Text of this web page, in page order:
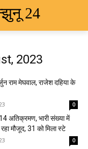
24
2023
राम मेघवाल, राजेश दहिया के
0
अतिक्रमण, भारी संख्या में
मौजूद, 31 को मिला स्टे
0